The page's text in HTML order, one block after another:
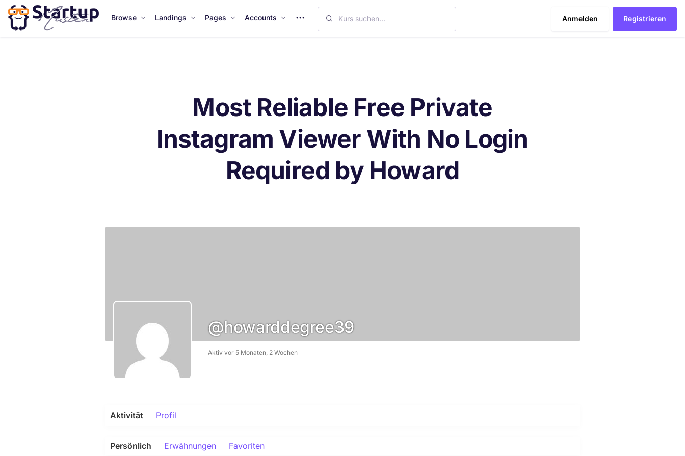
Browse Landings Pages Accounts
m
s
Anmelden Registrieren
Most Reliable Free Private
Instagram Viewer With No Login
Required by Howard
@howarddegree39
Aktiv vor 5 Monaten, 2 Wochen
Aktivität Profil
Persönlich Erwähnungen Favoriten